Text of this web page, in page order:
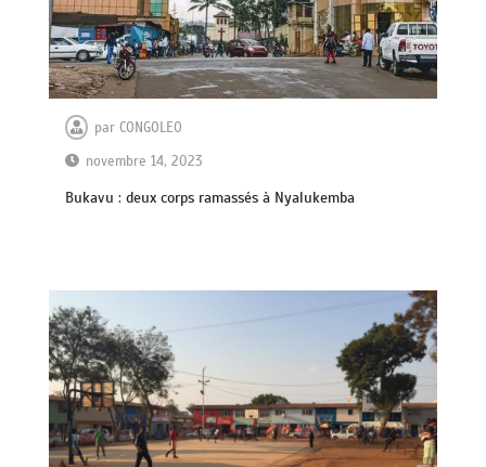
parCONGOLEO
novembre 14, 2023
Bukavu : deux corps ramassés à Nyalukemba